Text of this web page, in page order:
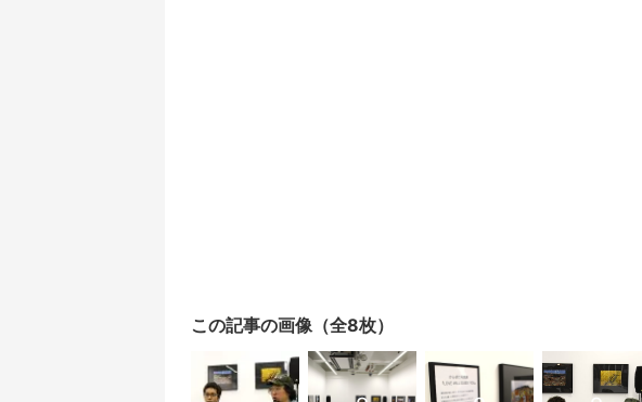
この記事の画像（全8枚）